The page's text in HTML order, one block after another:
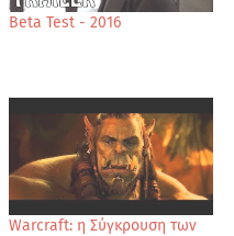
Beta Test - 2016
Warcraft: η Σύγκρουση των